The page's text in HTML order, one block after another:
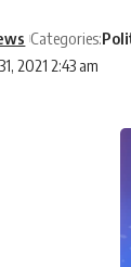
2021 2:43 am
Categories: